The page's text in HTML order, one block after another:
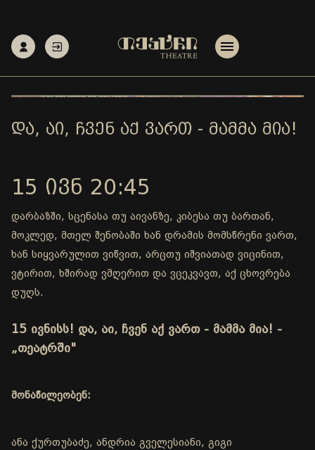
ᲓᲐ, ᲐᲘ, ᲩᲕᲔᲜ ᲐᲥ ᲕᲐᲠᲗ - ᲛᲐᲛᲛᲐ ᲛᲘᲐ!
15 ᲘᲕᲜ 20:45
დარბაზში, სცენასა თუ აივანზე, კიბესა თუ ბართან,
მოკლედ, მთელ შენობაში ხან დრამის მომსწრენი ვართ,
ხან სიყვარულით ვიწვით, არცთუ იშვიათად ვიცინით,
ვტირით, ხშირად ვმღერით და ვცეკვავთ, აქ ცხოვრება
დუღს.
15 ივნისს! და, აი, ჩვენ აქ ვართ - მამმა მია! -
„თეატრში"
მონაწილეობენ:
ანა ქურთუბაძე, ანდრია გველესიანი, გიგი